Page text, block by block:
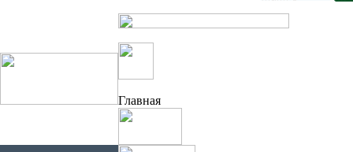
Главная